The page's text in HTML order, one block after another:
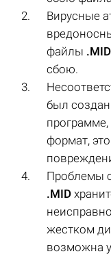
Вирусные
файлы .MID
сбою.
был
формат,
Проблемы
.MID
жестком
возможна